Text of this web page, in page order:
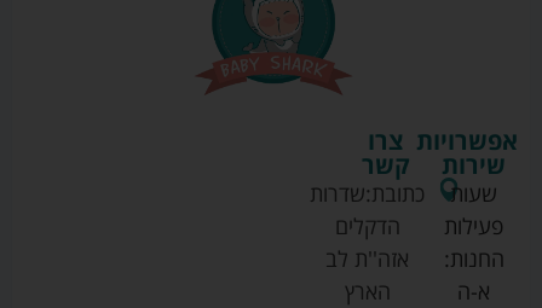
צרו
קשר
כתובת:שדרות
הדקלים
אזה''ת לב
הארץ
אפשרויות
שירות
שעות
פעילות
החנות:
א-ה